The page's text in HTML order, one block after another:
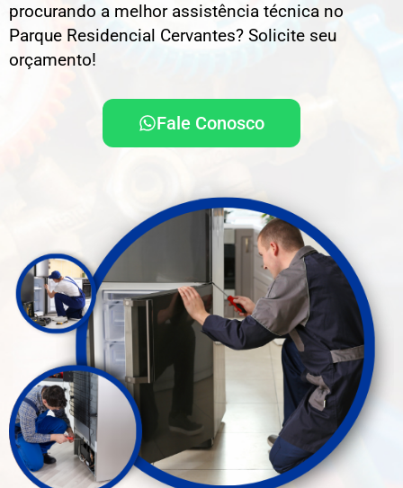
procurando a melhor assistência técnica no
Parque Residencial Cervantes? Solicite seu
orçamento!
Fale Conosco